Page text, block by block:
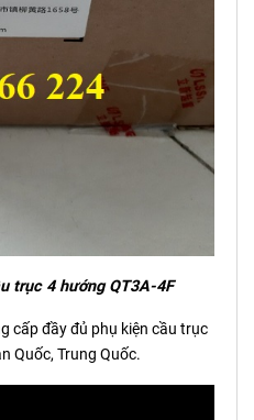
trục 4 hướng QT3A-4F
cấp đầy đủ phụ kiện cầu trục
Quốc, Trung Quốc.